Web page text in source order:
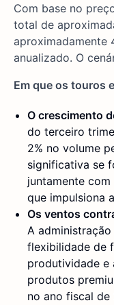
Com base no
total de
aproximadamente
anualizado. O
Em que os touros
O crescimento
do terceiro
2% no volume
significativa se
juntamente
que impulsiona
Os ventos
A
flexibilidade de
produtividade e
produtos
no ano fiscal de